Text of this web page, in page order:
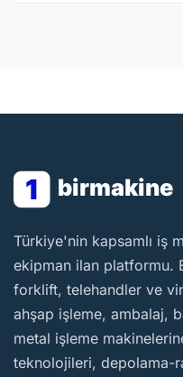
1 birmakine
BirMakine
Türkiye'nin kapsamlı iş
ekipman ilan platformu.
forklift, telehandler ve
ahşap işleme, ambalaj,
metal işleme
teknolojileri, depolama-